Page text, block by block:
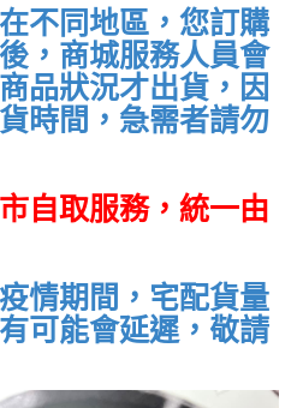
不同地區，您訂購
，商城服務人員會
品狀況才出貨，因
時間，急需者請勿
自取服務，統一由
情期間，宅配貨量
可能會延遲，敬請